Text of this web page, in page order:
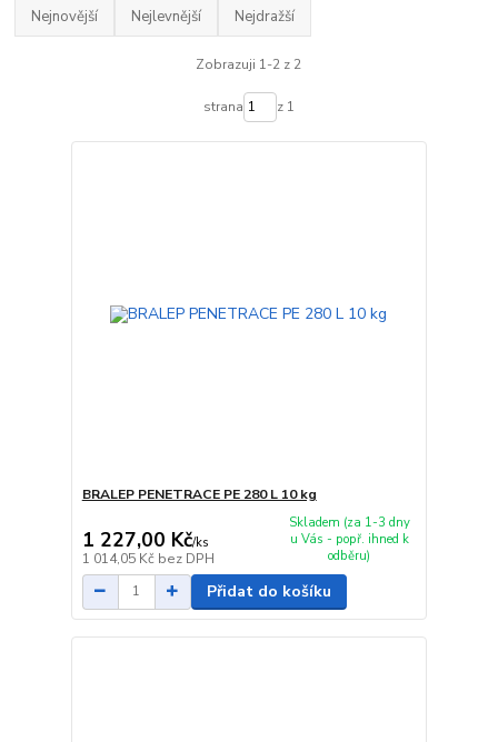
Nejnovější Nejlevnější Nejdražší
Zobrazuji 1-2 z 2
strana z 1
BRALEP PENETRACE PE 280 L 10 kg
1 227,00 Kč/ks
1 014,05 Kč bez DPH
Skladem (za 1-3 dny
u Vás - popř. ihned k
odběru)
Přidat do košíku